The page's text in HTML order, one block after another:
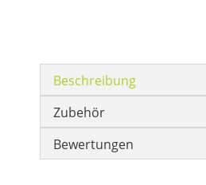
Beschreibung
Zubehör
Bewertungen